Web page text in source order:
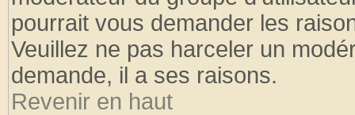
pourrait vous demander les
Veuillez ne pas harceler un
demande, il a ses raisons.
Revenir en haut